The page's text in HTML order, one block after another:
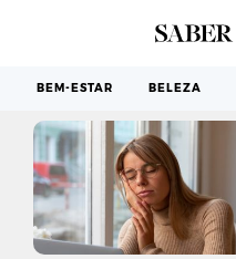
BEM-ESTAR BELEZA